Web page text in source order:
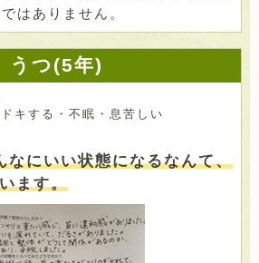
はありません。
うつ(5年)
キする・不眠・息苦しい
なにいい状態になるなんて、
ます。